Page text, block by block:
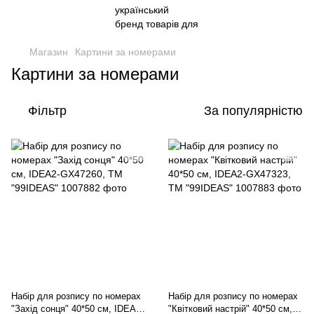
Магазин Картини за номерами
Картини за номерами
Фільтр За популярністю
Набір для розпису по номерах
"Захід сонця" 40*50 см, IDEA2-
Набір для розпису по номерах
"Квітковий настрій" 40*50 см,